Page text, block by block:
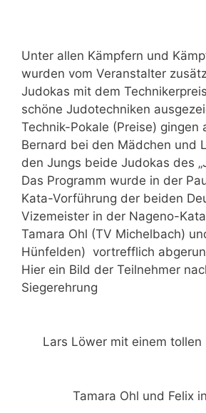
Unter allen Kämpfern und
wurden vom Veranstalter
Judokas mit dem
schöne Judotechniken
Technik-Pokale (Preise) gingen
Bernard bei den Mädchen und
den Jungs beide Judokas des
Das Programm wurde in der
Kata-Vorführung der beiden
Vizemeister in der Nageno-Kata
Tamara Ohl (TV Michelbach)
Hünfelden) vortrefflich
Hier ein Bild der Teilnehmer
Siegerehrung
Lars Löwer mit einem
Tamara Ohl und Felix